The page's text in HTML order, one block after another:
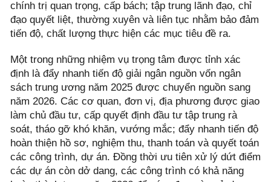
chính trị quan trọng, cấp bách; tập trung lãnh đạo, chỉ
đạo quyết liệt, thường xuyên và liên tục nhằm bảo đảm
tiến độ, chất lượng thực hiện các mục tiêu đề ra.
Một trong những nhiệm vụ trọng tâm được tỉnh xác
định là đẩy nhanh tiến độ giải ngân nguồn vốn ngân
sách trung ương năm 2025 được chuyển nguồn sang
năm 2026. Các cơ quan, đơn vị, địa phương được giao
làm chủ đầu tư, cấp quyết định đầu tư tập trung rà
soát, tháo gỡ khó khăn, vướng mắc; đẩy nhanh tiến độ
hoàn thiện hồ sơ, nghiệm thu, thanh toán và quyết toán
các công trình, dự án. Đồng thời ưu tiên xử lý dứt điểm
các dự án còn dở dang, các công trình có khả năng